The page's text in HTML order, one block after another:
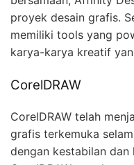
proyek desain grafis.
memiliki tools yang
karya-karya kreatif
CorelDRAW
CorelDRAW telah
grafis terkemuka
dengan kestabilan dan